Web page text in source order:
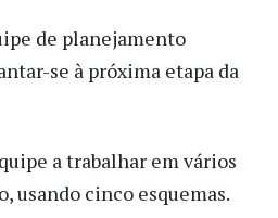
de planejamento
se à próxima etapa da
a trabalhar em vários
usando cinco esquemas.